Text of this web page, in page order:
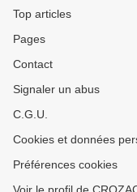
Top articles
Pages
Contact
Signaler un abus
C.G.U.
Cookies et données
Préférences cookies